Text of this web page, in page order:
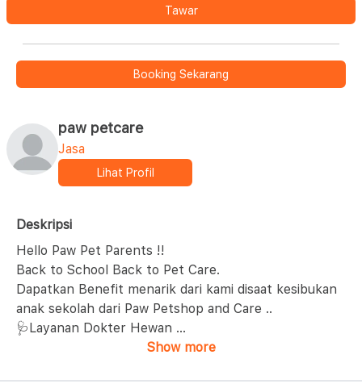
Tawar
Booking Sekarang
paw petcare
Jasa
Lihat Profil
Deskripsi
Hello Paw Pet Parents !!
Back to School Back to Pet Care.
Dapatkan Benefit menarik dari kami disaat kesibukan
anak sekolah dari Paw Petshop and Care ..
🩺Layanan Dokter Hewan ...
Show more